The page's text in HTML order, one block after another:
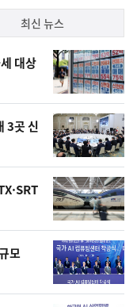
최신 뉴스
대상
3곳 신
모